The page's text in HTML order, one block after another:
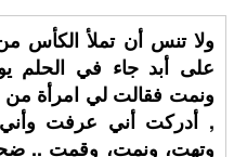
ولا تنس أن تملأ الكأس
على أبد جاء في الحلم
ونمت فقالت لي امرأة من
, أدركت أني عرفت
وتهت، ونمت، وقمت ..